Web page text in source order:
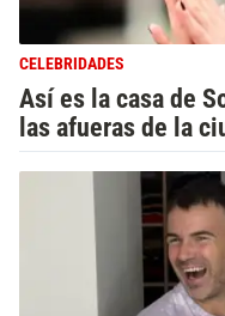
CELEBRIDADES
Así es la casa de
las afueras de la